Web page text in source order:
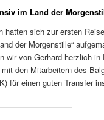
im Land der
hatten sich zur ersten
der Morgenstille“
wir von Gerhard herzlich in
den Mitarbeitern des
für einen guten Transfer